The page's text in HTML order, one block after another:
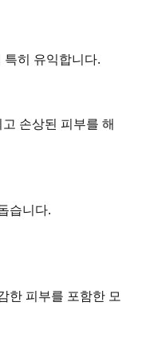
히 유익합니다.
손상된 피부를 해
습니다.
한 피부를 포함한 모